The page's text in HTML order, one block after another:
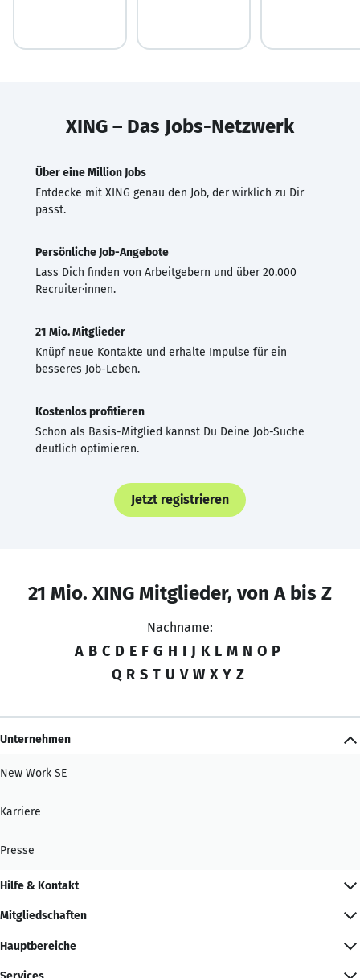
XING – Das Jobs-Netzwerk
Über eine Million Jobs
Entdecke mit XING genau den Job, der wirklich zu Dir
passt.
Persönliche Job-Angebote
Lass Dich finden von Arbeitgebern und über 20.000
Recruiter·innen.
21 Mio. Mitglieder
Knüpf neue Kontakte und erhalte Impulse für ein
besseres Job-Leben.
Kostenlos profitieren
Schon als Basis-Mitglied kannst Du Deine Job-Suche
deutlich optimieren.
Jetzt registrieren
21 Mio. XING Mitglieder, von A bis Z
Nachname:
A B C D E F G H I J K L M N O P
Q R S T U V W X Y Z
Unternehmen
New Work SE
Karriere
Presse
Hilfe & Kontakt
Mitgliedschaften
Hauptbereiche